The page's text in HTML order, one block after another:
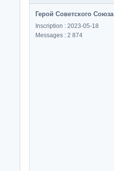
Герой Советского Союза
Inscription : 2023-05-18
Messages : 2 874